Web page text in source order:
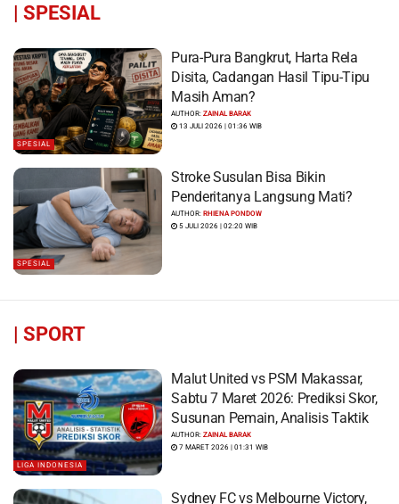
| SPESIAL
SPESIAL
Pura-Pura Bangkrut, Harta Rela
Disita, Cadangan Hasil Tipu-Tipu
Masih Aman?
AUTHOR:ZAINAL BARAK
13 JULI 2026 | 01:36 WIB
SPESIAL
Stroke Susulan Bisa Bikin
Penderitanya Langsung Mati?
AUTHOR:RHIENA PONDOW
5 JULI 2026 | 02:20 WIB
| SPORT
LIGA INDONESIA
Malut United vs PSM Makassar,
Sabtu 7 Maret 2026: Prediksi Skor,
Susunan Pemain, Analisis Taktik
AUTHOR:ZAINAL BARAK
7 MARET 2026 | 01:31 WIB
Sydney FC vs Melbourne Victory,